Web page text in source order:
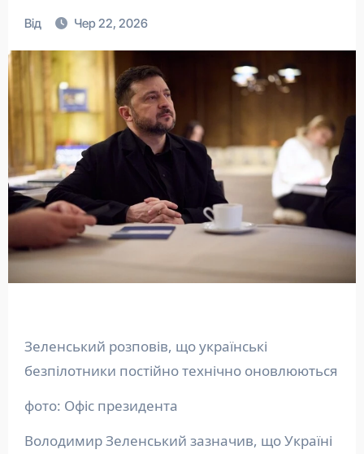
Від Чер 22, 2026
Зеленський розповів, що українські
безпілотники постійно технічно оновлюються
фото: Офіс президента
Володимир Зеленський зазначив, що Україні